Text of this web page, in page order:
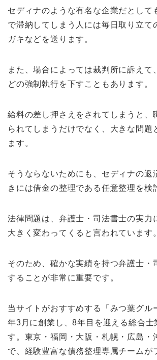
セディナのような有名な企業だとして
で滞納してしまう人には毎日取り立て
ガキなどを送ります。
また、場合によっては裁判所に訴えて
どの強制執行を下すこともあります。
給料の差し押さえをされてしまうと、
られてしまうだけでなく、大きな問題
ます。
そうならないためにも、セディナの返
きには借金の整理である任意整理を検
法律問題は、弁護士・司法書士の実力
大きく変わってくると言われています。
そのため、確かな実績を持つ弁護士・
することが非常に重要です。
当サイトがおすすめする「みつ葉グル
年3月に創業し、8年目を迎える総合士
す。東京・福岡・大阪・札幌・広島・
で、経験豊富な債務整理専属チームが